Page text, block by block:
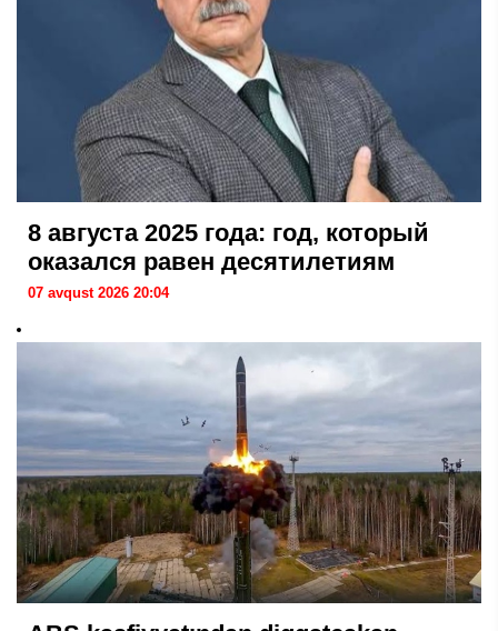
8 августа 2025 года: год, который
оказался равен десятилетиям
07 avqust 2026 20:04